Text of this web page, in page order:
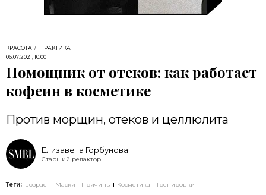
КРАСОТА
ПРАКТИКА
06.07.2021, 10:00
Помощник от отеков: как работает
кофеин в косметике
Против морщин, отеков и целлюлита
Елизавета Горбунова
Старший редактор
Теги: возраст Маски Причины Косметика Тренировки